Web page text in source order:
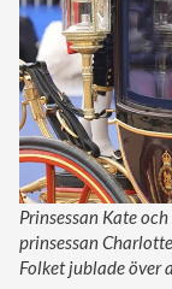
Prinsessan Kate
prinsessan
Folket jublade över